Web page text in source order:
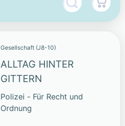
Gesellschaft (J8-10)
ALLTAG HINTER
GITTERN
Polizei - Für Recht und
Ordnung